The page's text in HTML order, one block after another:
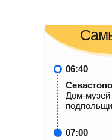
06:40
Дом-музей
07:00